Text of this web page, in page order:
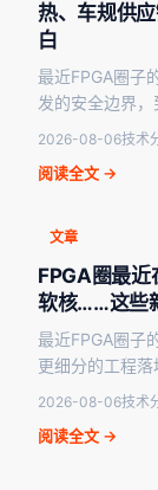
热、车规供
白
最近FPGA圈子
发的安全边界
的散热瓶颈，
2026-08-06技术
阅读全文 →
文章
FPGA圈最
软核……这些
最近FPGA圈子
更细分的工程
了FPGA之后散
2026-08-06技术
阅读全文 →